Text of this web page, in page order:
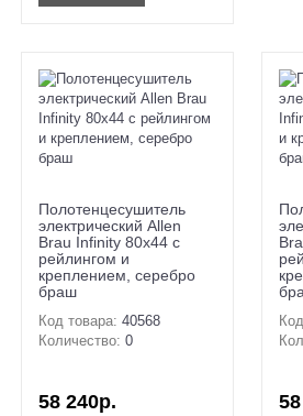
Полотенцесушитель
электрический Allen
Brau Infinity 80x44 с
рейлингом и
креплением, серебро
браш
Код товара: 40568
Количество: 0
58 240р.